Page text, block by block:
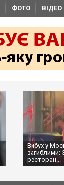
ФОТО ВІДЕО
Вибух у
загиблими:
ресторан...